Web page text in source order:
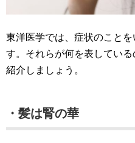
東洋医学では、症状のこと
す。それらが何を表してい
紹介しましょう。
・髪は腎の華